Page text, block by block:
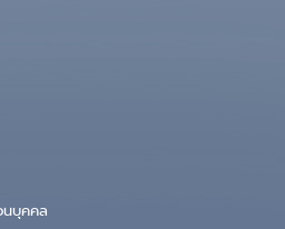
นบุคคล